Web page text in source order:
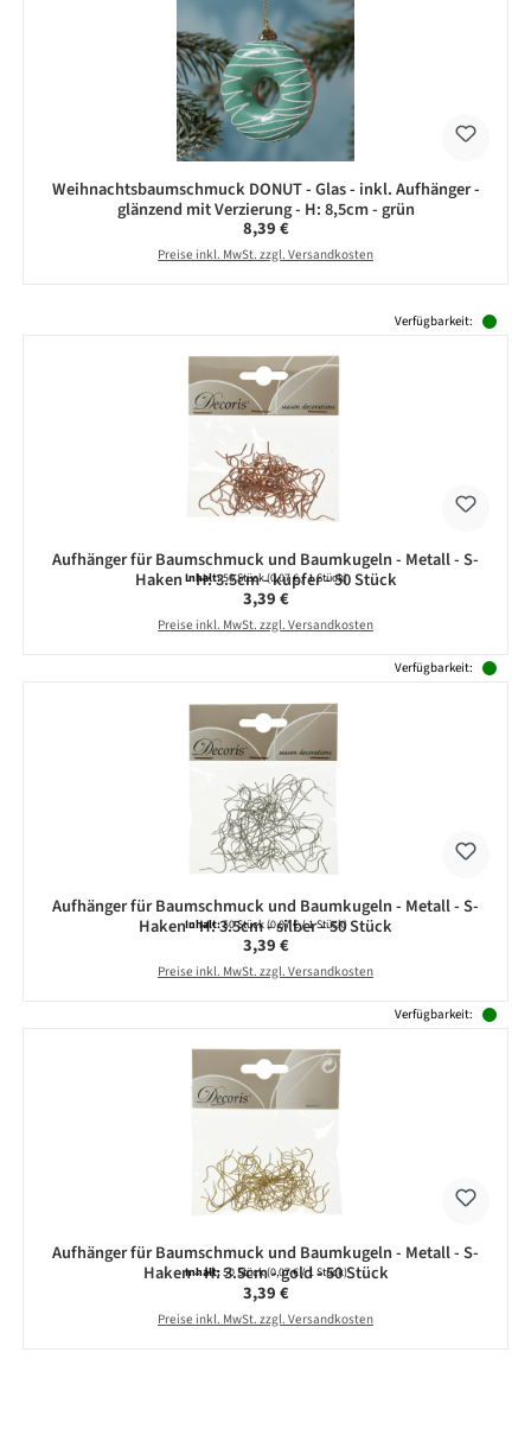
Weihnachtsbaumschmuck DONUT - Glas - inkl. Aufhänger -
glänzend mit Verzierung - H: 8,5cm - grün
Regulärer Preis:
8,39 €
Preise inkl. MwSt. zzgl. Versandkosten
Verfügbarkeit:
Aufhänger für Baumschmuck und Baumkugeln - Metall - S-
Haken - H: 3.5cm - kupfer - 50 Stück
Inhalt:50 Stück(0,07 € / 1 Stück)
Regulärer Preis:
3,39 €
Preise inkl. MwSt. zzgl. Versandkosten
Verfügbarkeit:
Aufhänger für Baumschmuck und Baumkugeln - Metall - S-
Haken - H: 3.5cm - silber - 50 Stück
Inhalt:50 Stück(0,07 € / 1 Stück)
Regulärer Preis:
3,39 €
Preise inkl. MwSt. zzgl. Versandkosten
Verfügbarkeit:
Aufhänger für Baumschmuck und Baumkugeln - Metall - S-
Haken - H: 3.5cm - gold - 50 Stück
Inhalt:50 Stück(0,07 € / 1 Stück)
Regulärer Preis:
3,39 €
Preise inkl. MwSt. zzgl. Versandkosten